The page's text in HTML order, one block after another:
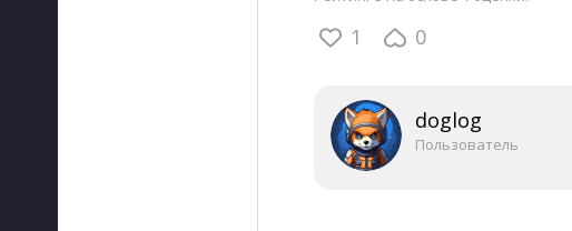
1 0
doglog
Пользователь